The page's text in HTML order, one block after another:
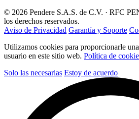
© 2026 Pendere S.A.S. de C.V. · RFC
los derechos reservados.
Aviso de Privacidad Garantía y Soporte
Utilizamos cookies para proporcionarle
usuario en este sitio web. Política de
Solo las necesarias Estoy de acuerdo